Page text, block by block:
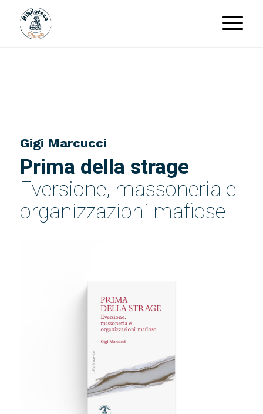
Gigi Marcucci
Prima della strage
Eversione, massoneria e
organizzazioni mafiose